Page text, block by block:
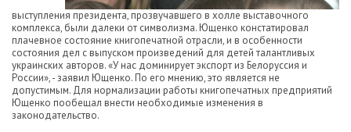
выступления президента, прозвучавшего в холле выставочного
комплекса, были далеки от символизма. Ющенко констатировал
плачевное состояние книгопечатной отрасли, и в особенности
состояния дел с выпуском произведений для детей талантливых
украинских авторов. «У нас доминирует экспорт из Белоруссия и
России», - заявил Ющенко. По его мнению, это является не
допустимым. Для нормализации работы книгопечатных предприятий
Ющенко пообещал внести необходимые изменения в
законодательство.